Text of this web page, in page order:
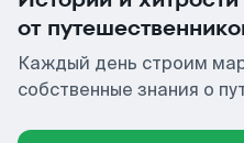
от
Каждый день строим
собственные знания о